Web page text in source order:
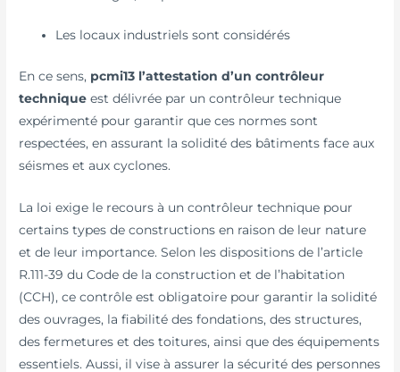
Les locaux industriels sont considérés
En ce sens, pcmi13 l’attestation d’un contrôleur
technique est délivrée par un contrôleur technique
expérimenté pour garantir que ces normes sont
respectées, en assurant la solidité des bâtiments face aux
séismes et aux cyclones.
La loi exige le recours à un contrôleur technique pour
certains types de constructions en raison de leur nature
et de leur importance. Selon les dispositions de l’article
R.111-39 du Code de la construction et de l’habitation
(CCH), ce contrôle est obligatoire pour garantir la solidité
des ouvrages, la fiabilité des fondations, des structures,
des fermetures et des toitures, ainsi que des équipements
essentiels. Aussi, il vise à assurer la sécurité des personnes